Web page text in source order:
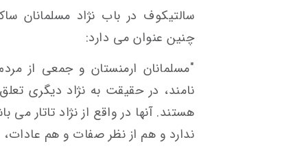
سالتیکوف در باب نژاد مسلمانان
چنین عنوان می دارد:
"مسلمانان ارمنستان و جمعی از
نامند، در حقیقت به نژاد دیگری
هستند. آنها در واقع از نژاد تاتار می
ندارد و هم از نظر صفات و هم عادات،